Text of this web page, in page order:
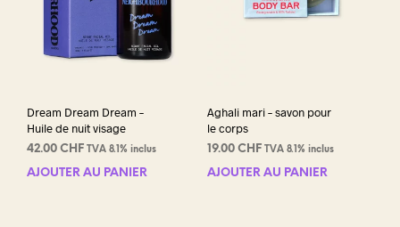
Dream Dream Dream –
Huile de nuit visage
42.00 CHF TVA 8.1% inclus
AJOUTER AU PANIER
Aghali mari – savon pour
le corps
19.00 CHF TVA 8.1% inclus
AJOUTER AU PANIER